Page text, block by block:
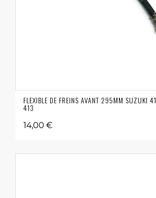
FLEXIBLE DE FREINS AVANT 295MM SUZUKI
413
14,00 €